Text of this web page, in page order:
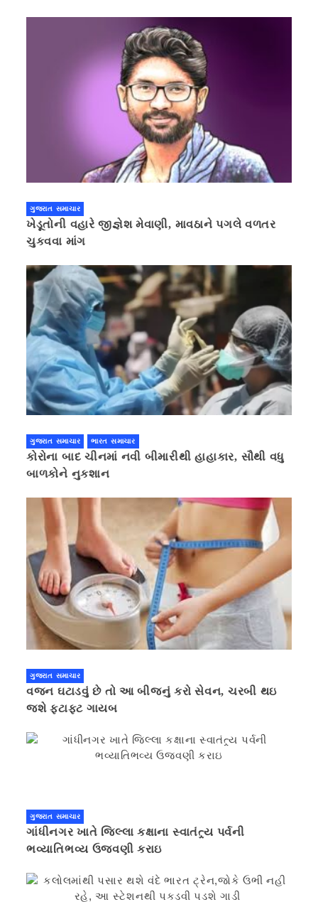
ગુજરાત સમાચાર
ખેડૂતોની વહારે જીજ્ઞેશ મેવાણી, માવઠાને પગલે વળતર
ચુકવવા માંગ
ગુજરાત સમાચાર ભારત સમાચાર
કોરોના બાદ ચીનમાં નવી બીમારીથી હાહાકાર, સૌથી વધુ
બાળકોને નુકશાન
ગુજરાત સમાચાર
વજન ઘટાડવું છે તો આ બીજનું કરો સેવન, ચરબી થઇ
જશે ફટાફટ ગાયબ
ગુજરાત સમાચાર
ગાંધીનગર ખાતે જિલ્લા કક્ષાના સ્વાતંત્ર્ય પર્વની
ભવ્યાતિભવ્ય ઉજવણી કરાઇ